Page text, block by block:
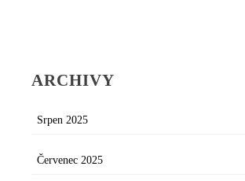
ARCHIVY
Srpen 2025
Červenec 2025